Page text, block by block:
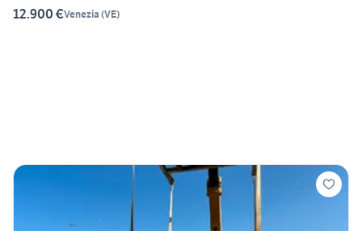
12.900 €Venezia (VE)